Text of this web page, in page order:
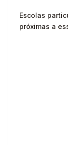
Escolas
próximas a